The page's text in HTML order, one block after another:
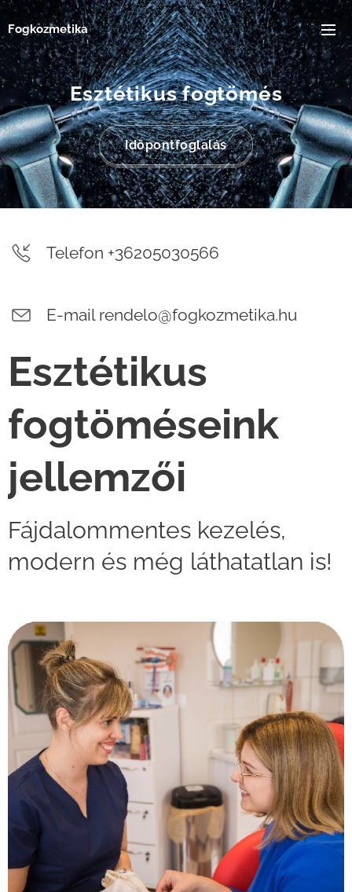
Fogkozmetika
Esztétikus fogtömés
Időpontfoglalás
Telefon +36205030566
E-mail rendelo@fogkozmetika.hu
Esztétikus
fogtöméseink
jellemzői
Fájdalommentes kezelés,
modern és még láthatatlan is!